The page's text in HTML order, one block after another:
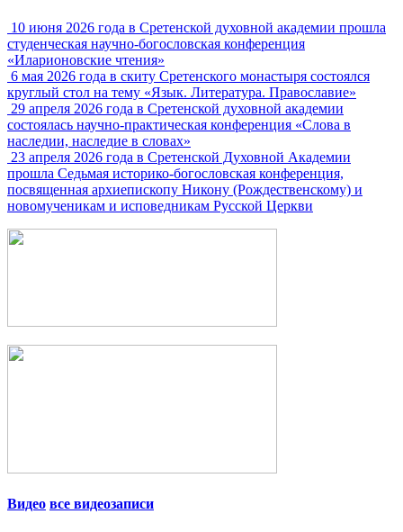
10 июня 2026 года в Сретенской духовной академии прошла
студенческая научно-богословская конференция
«Иларионовские чтения»
6 мая 2026 года в скиту Сретенского монастыря состоялся
круглый стол на тему «Язык. Литература. Православие»
29 апреля 2026 года в Сретенской духовной академии
состоялась научно-практическая конференция «Слова в
наследии, наследие в словах»
23 апреля 2026 года в Сретенской Духовной Академии
прошла Седьмая историко-богословская конференция,
посвященная архиепископу Никону (Рождественскому) и
новомученикам и исповедникам Русской Церкви
Видео все видеозаписи